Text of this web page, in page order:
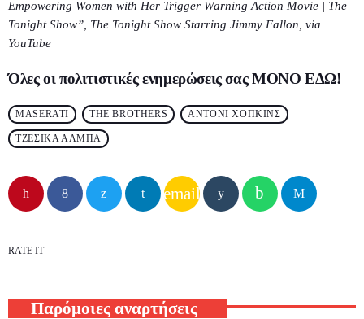
Empowering Women with Her Trigger Warning Action Movie | The
Tonight Show”, The Tonight Show Starring Jimmy Fallon, via
YouTube
Όλες οι πολιτιστικές ενημερώσεις σαςΜΟΝΟ ΕΔΩ!
MASERATI THE BROTHERS ΑΝΤΟΝΙ ΧΟΠΚΙΝΣ
ΤΖΕΣΙΚΑ ΑΛΜΠΑ
email
RATE IT
Παρόμοιες αναρτήσεις